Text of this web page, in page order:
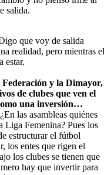
salida.
que voy de salida
realidad, pero mientras el
estar.
Federación y la Dimayor,
de clubes que ven el
una inversión…
las asambleas quiénes
Liga Femenina? Pues los
estructurar el fútbol
los entes que rigen el
los clubes se tienen que
hay que invertir para